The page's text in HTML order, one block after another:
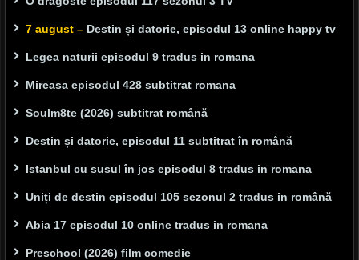
7 august – Destin și datorie, episodul 13 online happy tv
Legea naturii episodul 9 tradus in romana
Mireasa episodul 428 subtitrat romana
Soulm8te (2026) subtitrat română
Destin și datorie, episodul 11 subtitrat în română
Istanbul cu susul în jos episodul 8 tradus in romana
Uniți de destin episodul 105 sezonul 2 tradus in română
Abia 17 episodul 10 online tradus in romana
Preschool (2026) film comedie